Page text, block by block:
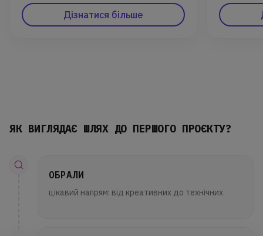
Дізнатися більше
ЯК ВИГЛЯДАЄ ШЛЯХ ДО ПЕРШОГО ПРОЄКТУ?
ОБРАЛИ
цікавий напрям: від креативних до технічних